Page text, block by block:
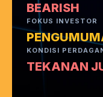
BEARISH
FOKUS INVESTOR
KONDISI
TEKANAN